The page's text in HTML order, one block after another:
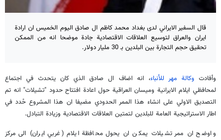
قال السفير الايراني لدى بغداد محمد كاظم ال صادق اليوم الخميس ان ارادة
ايران والعراق لتوسيع العلاقات الاقتصادية جادة موضحا انه من الممكن
تحقيق حجم التجارة بين البلدين بـ 30 مليار دولار.
وأفادت وكالة مهر للأنباء، انه اضاف ال صادق الذي كان يتحدث في اجتماع
لمحافظي ايلام الايرانية وميسان العراقية حول اعادة افتتاح حدود "تشيلات" انه تم
التصديق الاولي على انشاء هذا الممر الحدودي مضيفا ان هذا المشروع حُدد في
اطار الاستراتيجية العامة للبلدين لتمتين العلاقات الاقتصادية وزيادة التبادل.
واوضح ان ممر تشيلات يمكن ان يحول محافظة ايلام (غربي ايران) الى مركز